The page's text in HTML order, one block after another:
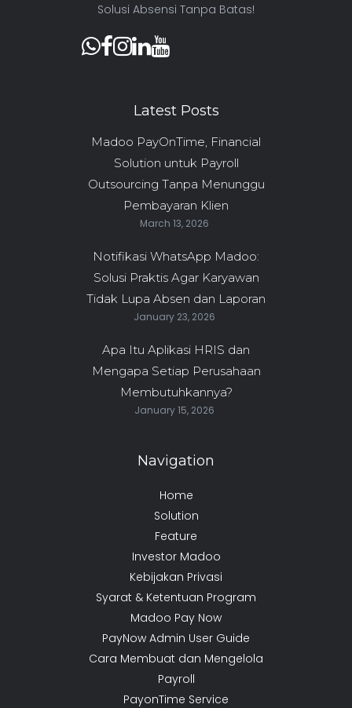
Solusi Absensi Tanpa Batas!
Latest Posts
Madoo PayOnTime, Financial
Solution untuk Payroll
Outsourcing Tanpa Menunggu
Pembayaran Klien
March 13, 2026
Notifikasi WhatsApp Madoo:
Solusi Praktis Agar Karyawan
Tidak Lupa Absen dan Laporan
January 23, 2026
Apa Itu Aplikasi HRIS dan
Mengapa Setiap Perusahaan
Membutuhkannya?
January 15, 2026
Navigation
Home
Solution
Feature
Investor Madoo
Kebijakan Privasi
Syarat & Ketentuan Program
Madoo Pay Now
PayNow Admin User Guide
Cara Membuat dan Mengelola
Payroll
PayonTime Service